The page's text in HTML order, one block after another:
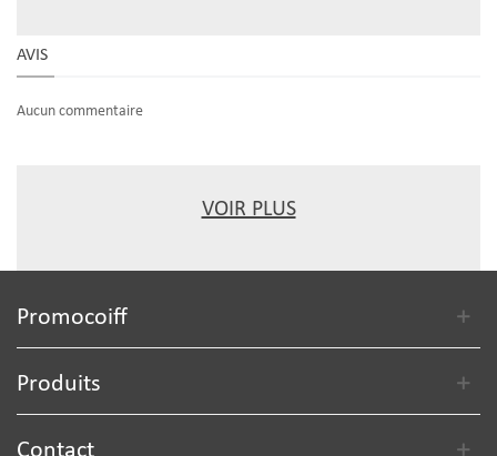
AVIS
Aucun commentaire
VOIR PLUS
Promocoiff
Produits